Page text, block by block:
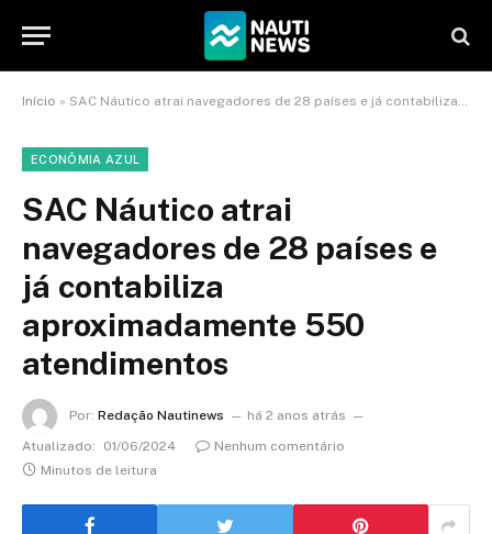
Início » SAC Náutico atrai navegadores de 28 países e já contabiliza aproximadamente 550 atendimentos
ECONÔMIA AZUL
SAC Náutico atrai
navegadores de 28 países e
já contabiliza
aproximadamente 550
atendimentos
Por: Redação Nautinews
há 2 anos atrás
Atualizado:
01/06/2024
Nenhum comentário
Minutos de leitura